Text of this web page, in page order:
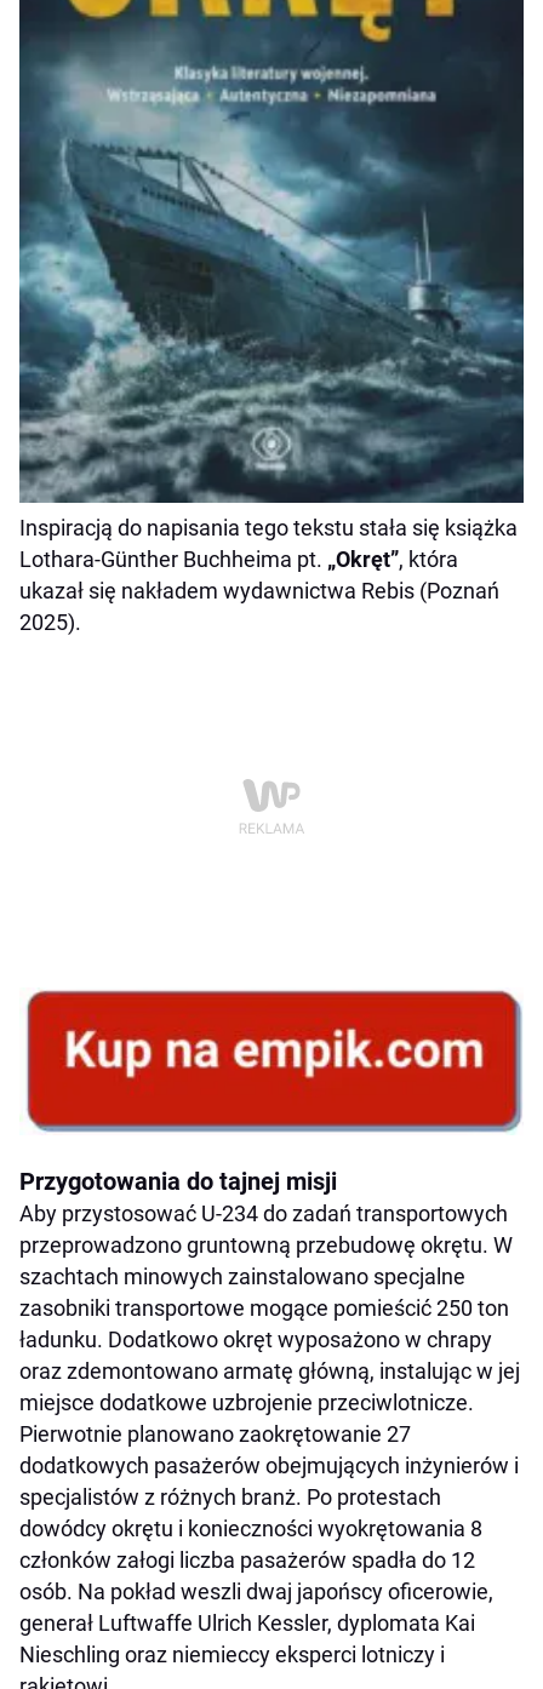
Inspiracją do napisania tego tekstu stała się książka
Lothara-Günther Buchheima pt. „Okręt”, która
ukazał się nakładem wydawnictwa Rebis (Poznań
2025).
Przygotowania do tajnej misji
Aby przystosować U-234 do zadań transportowych
przeprowadzono gruntowną przebudowę okrętu. W
szachtach minowych zainstalowano specjalne
zasobniki transportowe mogące pomieścić 250 ton
ładunku. Dodatkowo okręt wyposażono w chrapy
oraz zdemontowano armatę główną, instalując w jej
miejsce dodatkowe uzbrojenie przeciwlotnicze.
Pierwotnie planowano zaokrętowanie 27
dodatkowych pasażerów obejmujących inżynierów i
specjalistów z różnych branż. Po protestach
dowódcy okrętu i konieczności wyokrętowania 8
członków załogi liczba pasażerów spadła do 12
osób. Na pokład weszli dwaj japońscy oficerowie,
generał Luftwaffe Ulrich Kessler, dyplomata Kai
Nieschling oraz niemieccy eksperci lotniczy i